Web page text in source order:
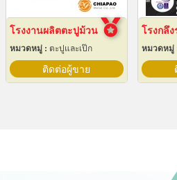
โรงงานผลิตตะปูม้วน
หมวดหมู่ : ตะปูและเป๊ก
ติดต่อผู้ขาย
โรงกลึง
หมวดหมู่